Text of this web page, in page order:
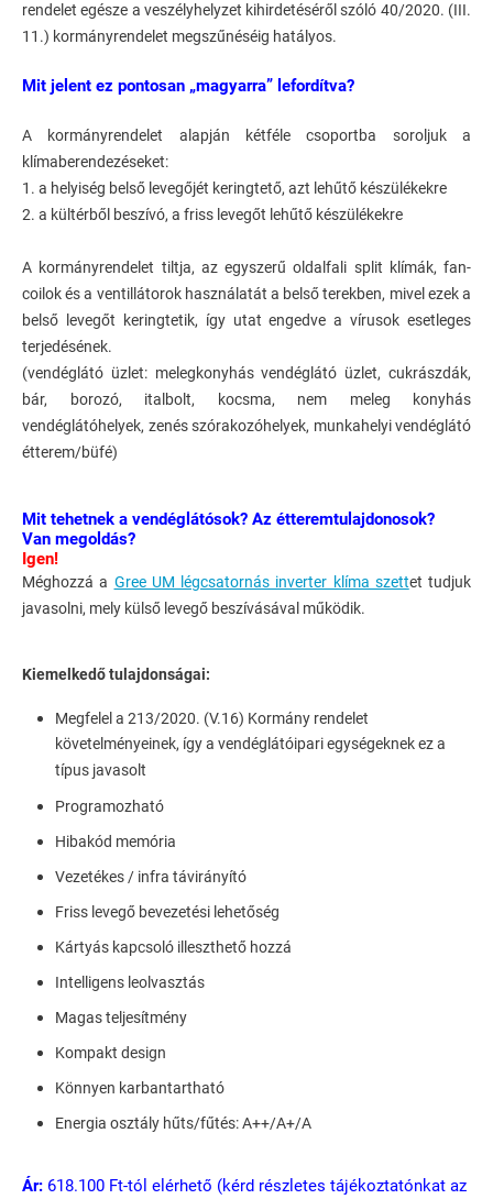
rendelet egésze a veszélyhelyzet kihirdetéséről szóló 40/2020. (III.
11.) kormányrendelet megszűnéséig hatályos.
Mit jelent ez pontosan „magyarra” lefordítva?
A kormányrendelet alapján kétféle csoportba soroljuk a
klímaberendezéseket:
1. a helyiség belső levegőjét keringtető, azt lehűtő készülékekre
2. a kültérből beszívó, a friss levegőt lehűtő készülékekre
A kormányrendelet tiltja, az egyszerű oldalfali split klímák, fan-
coilok és a ventillátorok használatát a belső terekben, mivel ezek a
belső levegőt keringtetik, így utat engedve a vírusok esetleges
terjedésének.
(vendéglátó üzlet: melegkonyhás vendéglátó üzlet, cukrászdák,
bár, borozó, italbolt, kocsma, nem meleg konyhás
vendéglátóhelyek, zenés szórakozóhelyek, munkahelyi vendéglátó
étterem/büfé)
Mit tehetnek a vendéglátósok? Az étteremtulajdonosok?
Van megoldás?
Igen!
Méghozzá a Gree UM légcsatornás inverter klíma szettet tudjuk
javasolni, mely külső levegő beszívásával működik.
Kiemelkedő tulajdonságai:
Megfelel a 213/2020. (V.16) Kormány rendelet
követelményeinek, így a vendéglátóipari egységeknek ez a
típus javasolt
Programozható
Hibakód memória
Vezetékes / infra távirányító
Friss levegő bevezetési lehetőség
Kártyás kapcsoló illeszthető hozzá
Intelligens leolvasztás
Magas teljesítmény
Kompakt design
Könnyen karbantartható
Energia osztály hűts/fűtés: A++/A+/A
Ár: 618.100 Ft-tól elérhető (kérd részletes tájékoztatónkat az